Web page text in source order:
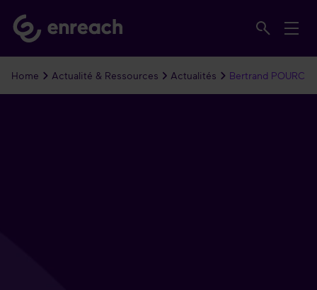
Home Actualité & Ressources Actualités Bertrand